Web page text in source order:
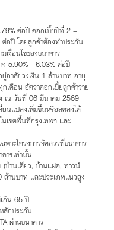
ต่อปี ดอกเบี้ยปีที่ 2 =
อปี โดยลูกค้าต้องทำประกัน
เงื่อนไขของธนาคาร
ง 5.90% - 6.03% ต่อปี
อาศัยวงเงิน 1 ล้านบาท อายุ
เดือน อัตราดอกเบี้ยลูกค้าราย
ณ วันที่ 06 มีนาคม 2569
นแปลงเพิ่มขึ้นหรือลดลงได้
นเขตพื้นที่กรุงเทพฯ และ
าะโครงการจัดสรรที่ธนาคาร
ารเท่านั้น
(บ้านเดี่ยว, บ้านแฝด, ทาวน์
ล้านบาท และประเภทแนวสูง
กิน 65 ปี
ลักประกัน
ผ่านธนาคาร